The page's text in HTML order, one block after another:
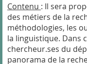
Contenu : Il sera
des métiers de la
méthodologies, les
la linguistique. Dans
chercheur.ses du
panorama de la